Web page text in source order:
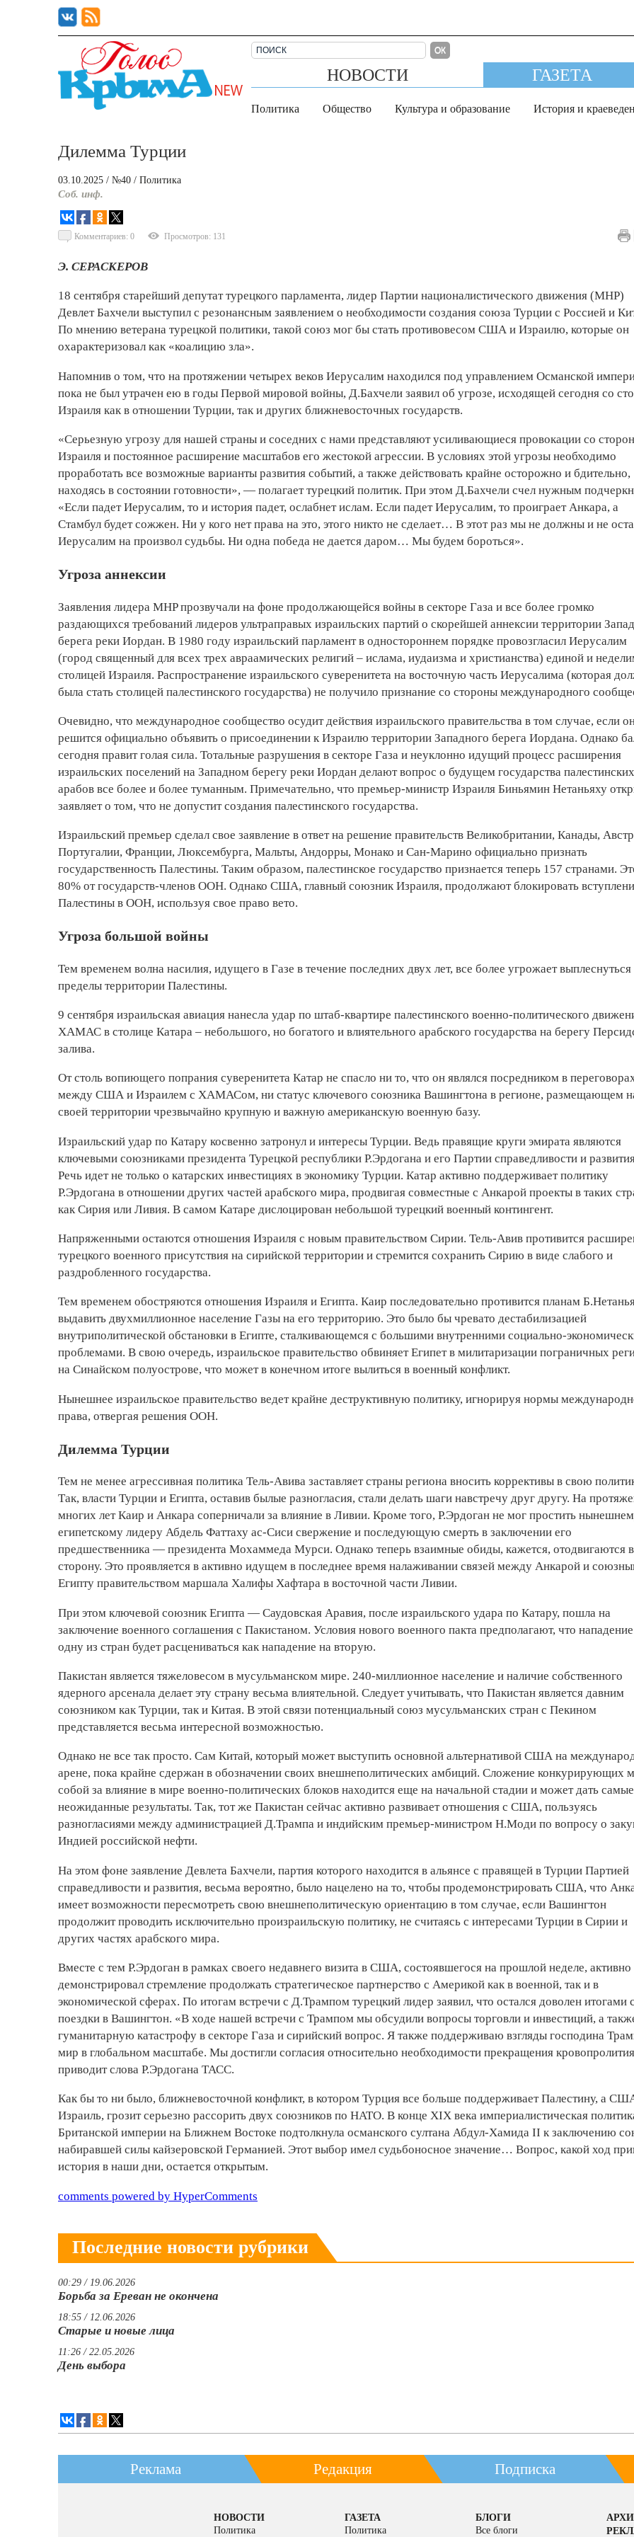
ОК
НОВОСТИ ГАЗЕТА
Политика Общество Культура и образование История и
Дилемма Турции
03.10.2025 / №40 / Политика
Соб. инф.
Комментариев: 0 Просмотров: 131
Э. СЕРАСКЕРОВ
18 сентября старейший депутат турецкого парламента, лидер Партии националистического движения (MHP)
Девлет Бахчели выступил с резонансным заявлением о необходимости создания союза Турции с Россией и
По мнению ветерана турецкой политики, такой союз мог бы стать противовесом США и Израилю, которые он
охарактеризовал как «коалицию зла».
Напомнив о том, что на протяжении четырех веков Иерусалим находился под управлением Османской
пока не был утрачен ею в годы Первой мировой войны, Д.Бахчели заявил об угрозе, исходящей сегодня со
Израиля как в отношении Турции, так и других ближневосточных государств.
«Серьезную угрозу для нашей страны и соседних с нами представляют усиливающиеся провокации со
Израиля и постоянное расширение масштабов его жестокой агрессии. В условиях этой угрозы необходимо
проработать все возможные варианты развития событий, а также действовать крайне осторожно и бдительно,
находясь в состоянии готовности», — полагает турецкий политик. При этом Д.Бахчели счел нужным
«Если падет Иерусалим, то и история падет, ослабнет ислам. Если падет Иерусалим, то проиграет Анкара, а
Стамбул будет сожжен. Ни у кого нет права на это, этого никто не сделает… В этот раз мы не должны и не
Иерусалим на произвол судьбы. Ни одна победа не дается даром… Мы будем бороться».
Угроза аннексии
Заявления лидера MHP прозвучали на фоне продолжающейся войны в секторе Газа и все более громко
раздающихся требований лидеров ультраправых израильских партий о скорейшей аннексии территории
берега реки Иордан. В 1980 году израильский парламент в одностороннем порядке провозгласил Иерусалим
(город священный для всех трех авраамичес­ких религий – ислама, иудаизма и христианства) единой и
столицей Израиля. Распространение израильского суверенитета на восточную часть Иерусалима (которая
была стать столицей палестинского государства) не получило признание со стороны международного
Очевидно, что международное сообщество осудит действия израильского правительства в том случае, если
решится официально объявить о присоединении к Израилю территории Западного берега Иордана. Однако
сегодня правит голая сила. Тотальные разрушения в секторе Газа и неуклонно идущий процесс расширения
израильских поселений на Западном берегу реки Иордан делают вопрос о будущем государства палестинских
арабов все более и более туманным. Примечательно, что премьер-министр Израиля Биньямин Нетаньяху
заявляет о том, что не допустит создания палестинского государства.
Израильский премьер сделал свое заявление в ответ на решение правительств Великобритании, Канады,
Португалии, Франции, Люксембурга, Мальты, Андорры, Монако и Сан-Марино ­официально признать
государственность Палестины. Таким образом, палестинское государство признается теперь 157 странами.
80% от государств-членов ООН. Однако США, главный союзник Израиля, продолжают блокировать
Палестины в ­ООН, используя свое право вето.
Угроза большой войны
Тем временем волна насилия, идущего в Газе в течение последних двух лет, все более угрожает выплеснуться
пределы территории Палестины.
9 сентября израильская авиация нанесла удар по штаб-квартире палестинского военно-политичес­кого
ХАМАС в столице Катара – небольшого, но богатого и влиятельного арабского государства на берегу
залива.
От столь вопиющего попрания суверенитета Катар не спасло ни то, что он являлся посредником в
между США и Израилем с ХАМАСом, ни статус ключевого союзника Вашингтона в регионе, размещающем
своей территории чрезвычайно крупную и важную американскую военную базу.
Израильский удар по Катару косвенно затронул и интересы Турции. Ведь правящие круги эмирата являются
ключевыми союзниками президента Турецкой республики Р.Эрдогана и его Партии справедливости и
Речь идет не только о катарских инвестициях в экономику Турции. Катар активно поддерживает политику
Р.Эрдогана в отношении других частей арабского мира, продвигая совместные с Анкарой проекты в таких
как Сирия или Ливия. В самом Катаре дислоцирован небольшой турецкий военный контингент.
Напряженными остаются отношения Израиля с новым правительством Сирии. Тель-Авив противится
турецкого военного присутствия на сирийской территории и стремится сохранить Сирию в виде слабого и
раздробленного государства.
Тем временем обостряются отношения Израиля и Египта. Каир последовательно противится планам
выдавить двухмиллионное население Газы на его территорию. Это было бы чревато дестабилизацией
внутриполитической обстановки в Египте, сталкивающемся с большими внутренними социально-
проблемами. В свою очередь, израильское правительство обвиняет Египет в милитаризации пограничных
на Синайском полуострове, что может в конечном итоге вылиться в военный конфликт.
Нынешнее израильское правительство ведет крайне деструктивную политику, игнорируя нормы
права, отвергая решения ООН.
Дилемма Турции
Тем не менее агрессивная политика Тель-Авива заставляет страны региона вносить коррективы в свою
Так, власти Турции и Египта, оставив былые разногласия, стали делать шаги навстречу друг другу. На
многих лет Каир и Анкара соперничали за влияние в Ливии. Кроме того, Р.Эрдоган не мог простить
египетскому лидеру Абдель Фаттаху ас-Сиси свержение и последующую смерть в заключении его
предшественника — президента Мохаммеда Мурси. Однако теперь взаимные обиды, кажется, отодвигаются в
сторону. Это проявляется в активно идущем в последнее время налаживании связей между Анкарой и
Египту правительством маршала Халифы Хафтара в восточной части Ливии.
При этом ключевой союзник Египта — Саудовская Аравия, после израильского удара по Катару, пошла на
заключение военного соглашения с Пакистаном. Условия нового военного пакта предполагают, что
одну из стран будет расцениваться как нападение на вторую.
Пакистан является тяжеловесом в мусульманском мире. 240-миллионное население и наличие собственного
ядерного арсенала делает эту страну весьма влиятельной. Следует учитывать, что Пакистан является давним
союзником как Турции, так и Китая. В этой связи потенциальный союз мусульманских стран с Пекином
представляется весьма интересной возможностью.
Однако не все так просто. Сам Китай, который может выступить основной альтернативой США на
арене, пока крайне сдержан в обозначении своих внешнеполитических амбиций. Сложение конкурирующих
собой за влияние в мире военно-политических блоков находится еще на начальной стадии и может дать самые
неожиданные результаты. Так, тот же Пакистан сейчас активно развивает отношения с США, пользуясь
разногласиями между администрацией Д.Трампа и индийским премьер-министром Н.Моди по вопросу о
Индией российской нефти.
На этом фоне заявление Девлета Бахчели, партия которого находится в ­альянсе с правящей в Турции Партией
справедливости и развития, весьма вероятно, было нацелено на то, чтобы продемонстрировать США, что
имеет возможности пересмотреть свою внешнеполитическую ориентацию в том случае, если Вашингтон
продолжит проводить исключительно произраильскую политику, не считаясь с интересами Турции в Сирии и
других частях арабского мира.
Вместе с тем Р.Эрдоган в рамках своего недавнего визита в США, состоявшегося на прошлой неделе, активно
демонстрировал стремление продолжать стратегическое партнерство с Америкой как в военной, так и в
экономической сферах. По итогам встречи с Д.Трампом турецкий лидер заявил, что остался доволен итогами
поездки в Вашингтон. «В ходе нашей встречи с Трампом мы обсудили вопросы торговли и инвестиций, а
гуманитарную катастрофу в секторе Газа и сирийский вопрос. Я также поддерживаю взгляды господина
мир в глобальном масштабе. Мы достигли согласия относительно необходимости прекращения
приводит слова Р.Эрдогана ТАСС.
Как бы то ни было, ближневосточной конфликт, в котором Турция все больше поддерживает Палестину, а
Израиль, грозит серьезно рассорить двух союзников по НАТО. В конце XIX века империалистическая
Британской империи на Ближнем Востоке подтолкнула османского султана Абдул-Хамида II к заключению
набиравшей силы кайзеровской Германией. Этот выбор имел судьбоносное значение… Вопрос, какой ход
история в наши дни, остается открытым.
comments powered by HyperComments
Последние новости рубрики
00:29 / 19.06.2026
Борьба за Ереван не окончена
18:55 / 12.06.2026
Старые и новые лица
11:26 / 22.05.2026
День выбора
Реклама Редакция Подписка
НОВОСТИ
Политика
ГАЗЕТА
Политика
БЛОГИ
Все блоги